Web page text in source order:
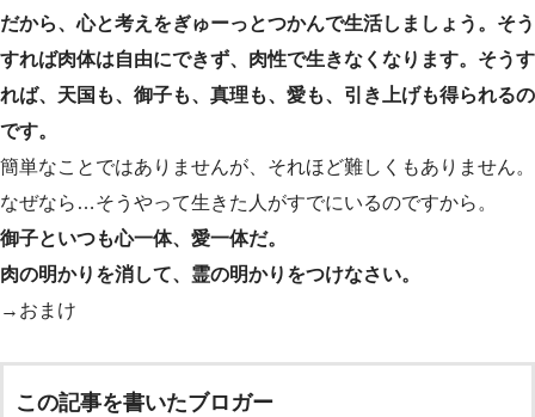
だから、心と考えをぎゅーっとつかんで生活しましょう。そう
すれば肉体は自由にできず、肉性で生きなくなります。そうす
れば、天国も、御子も、真理も、愛も、引き上げも得られるの
です。
簡単なことではありませんが、それほど難しくもありません。
なぜなら…そうやって生きた人がすでにいるのですから。
御子といつも心一体、愛一体だ。
肉の明かりを消して、霊の明かりをつけなさい。
→おまけ
この記事を書いたブロガー